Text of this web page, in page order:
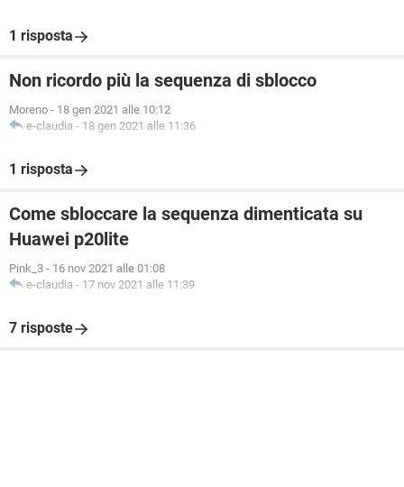
1 risposta
Non ricordo più la sequenza di sblocco
Moreno - 18 gen 2021 alle 10:12
e-claudia - 18 gen 2021 alle 11:36
1 risposta
Come sbloccare la sequenza dimenticata su
Huawei p20lite
Pink_3 - 16 nov 2021 alle 01:08
e-claudia - 17 nov 2021 alle 11:39
7 risposte